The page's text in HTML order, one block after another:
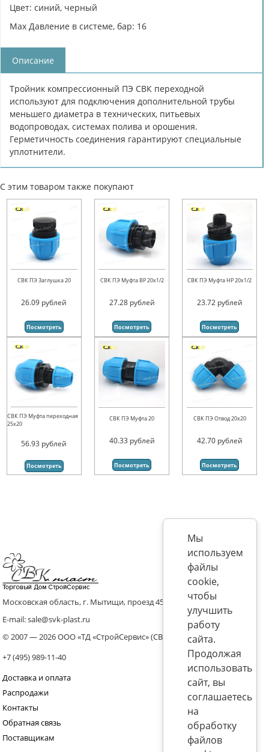
Цвет: синий, черный
Max Давление в системе, бар: 16
Описание
Тройник компрессионный ПЭ СВК переходной
используют для подключения дополнительной трубы
меньшего диаметра в технических, питьевых
водопроводах, системах полива и орошения.
Герметичность соединения гарантируют специальные
уплотнители.
С этим товаром также покупают
СВК ПЭ Заглушка 20
26.09 рублей
Посмотреть
СВК ПЭ Муфта ВР 20х1/2
27.28 рублей
Посмотреть
СВК ПЭ Муфта НР 20х1/2
23.72 рублей
Посмотреть
СВК ПЭ Муфта переходная
25х20
56.93 рублей
Посмотреть
СВК ПЭ Муфта 20
40.33 рублей
Посмотреть
СВК ПЭ Отвод 20х20
42.70 рублей
Посмотреть
Московская область, г. Мытищи, проезд 4536 владение 8, стр.10
E-mail: sale@svk-plast.ru
© 2007 — 2026 ООО «ТД «СтройСервис» (СВК)
+7 (495) 989-11-40
Доставка и оплата
Распродажи
Контакты
Обратная связь
Поставщикам
Мы
используем
файлы
cookie,
чтобы
улучшить
работу
сайта.
Продолжая
использовать
сайт, вы
соглашаетесь
на
обработку
файлов